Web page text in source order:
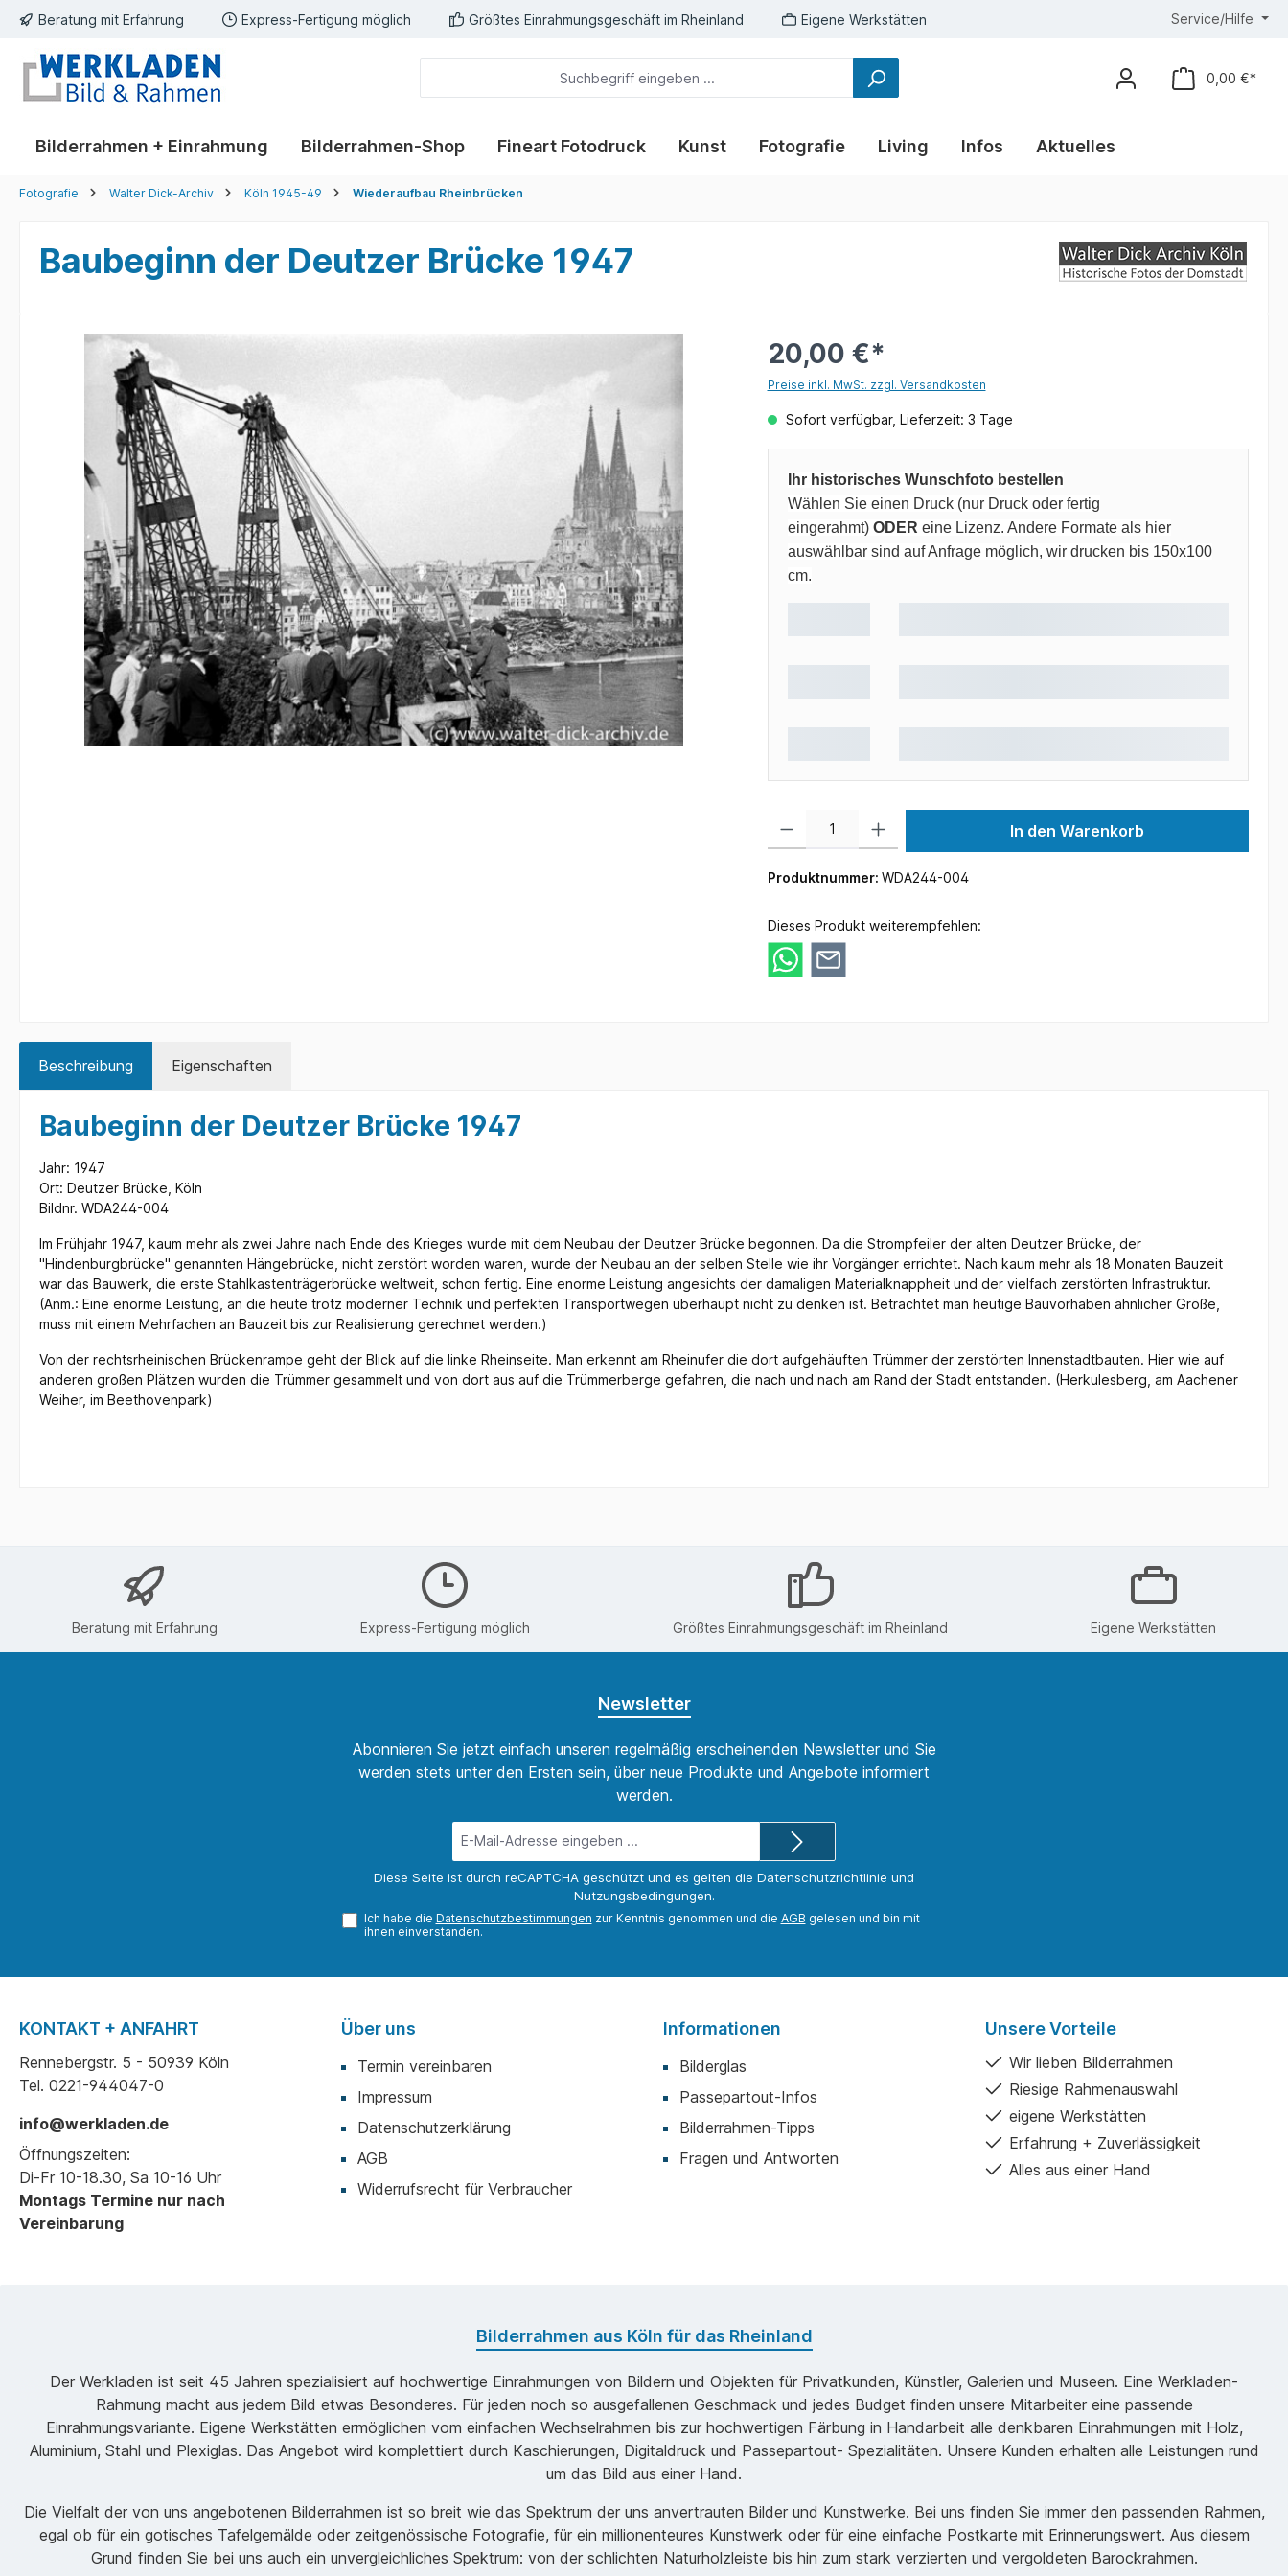
Zur Hauptnavigation springen
Beratung mit Erfahrung Express-Fertigung möglich Größtes Einrahmungsgeschäft im Rheinland Eigene Werkstätten Service/Hilfe
0,00 €*
Bilderrahmen + Einrahmung Bilderrahmen-Shop Fineart Fotodruck Kunst Fotografie Living Infos Aktuelles
Fotografie Walter Dick-Archiv Köln 1945-49 Wiederaufbau Rheinbrücken
Baubeginn der Deutzer Brücke 1947
Bildergalerie überspringen 20,00 €*
Preise inkl. MwSt. zzgl. Versandkosten
Sofort verfügbar, Lieferzeit: 3 Tage
Ihr historisches Wunschfoto bestellen
Wählen Sie einen Druck (nur Druck oder fertig
eingerahmt) ODER eine Lizenz. Andere Formate als hier
auswählbar sind auf Anfrage möglich, wir drucken bis 150x100
cm.
In den Warenkorb
Produktnummer: WDA244-004
Dieses Produkt weiterempfehlen:
Beschreibung Eigenschaften
Baubeginn der Deutzer Brücke 1947
Jahr: 1947
Ort: Deutzer Brücke, Köln
Bildnr. WDA244-004
Im Frühjahr 1947, kaum mehr als zwei Jahre nach Ende des Krieges wurde mit dem Neubau der Deutzer Brücke begonnen. Da die Strompfeiler der alten Deutzer Brücke, der
"Hindenburgbrücke" genannten Hängebrücke, nicht zerstört worden waren, wurde der Neubau an der selben Stelle wie ihr Vorgänger errichtet. Nach kaum mehr als 18 Monaten Bauzeit
war das Bauwerk, die erste Stahlkastenträgerbrücke weltweit, schon fertig. Eine enorme Leistung angesichts der damaligen Materialknappheit und der vielfach zerstörten Infrastruktur.
(Anm.: Eine enorme Leistung, an die heute trotz moderner Technik und perfekten Transportwegen überhaupt nicht zu denken ist. Betrachtet man heutige Bauvorhaben ähnlicher Größe,
muss mit einem Mehrfachen an Bauzeit bis zur Realisierung gerechnet werden.)
Von der rechtsrheinischen Brückenrampe geht der Blick auf die linke Rheinseite. Man erkennt am Rheinufer die dort aufgehäuften Trümmer der zerstörten Innenstadtbauten. Hier wie auf
anderen großen Plätzen wurden die Trümmer gesammelt und von dort aus auf die Trümmerberge gefahren, die nach und nach am Rand der Stadt entstanden. (Herkulesberg, am Aachener
Weiher, im Beethovenpark)
Beratung mit Erfahrung Express-Fertigung möglich Größtes Einrahmungsgeschäft im Rheinland Eigene Werkstätten
Newsletter
Abonnieren Sie jetzt einfach unseren regelmäßig erscheinenden Newsletter und Sie
werden stets unter den Ersten sein, über neue Produkte und Angebote informiert
werden.
Mail-
Adresse*
Diese Seite ist durch reCAPTCHA geschützt und es gelten die Datenschutzrichtlinie und
Nutzungsbedingungen.
Ich habe die Datenschutzbestimmungen zur Kenntnis genommen und die AGB gelesen und bin mit
ihnen einverstanden.
KONTAKT + ANFAHRT
Rennebergstr. 5 - 50939 Köln
Tel. 0221-944047-0
info@werkladen.de
Öffnungszeiten:
Di-Fr 10-18.30, Sa 10-16 Uhr
Montags Termine nur nach
Vereinbarung
Über uns
Termin vereinbaren
Impressum
Datenschutzerklärung
AGB
Widerrufsrecht für Verbraucher
Informationen
Bilderglas
Passepartout-Infos
Bilderrahmen-Tipps
Fragen und Antworten
Unsere Vorteile
Wir lieben Bilderrahmen
Riesige Rahmenauswahl
eigene Werkstätten
Erfahrung + Zuverlässigkeit
Alles aus einer Hand
Bilderrahmen aus Köln für das Rheinland
Der Werkladen ist seit 45 Jahren spezialisiert auf hochwertige Einrahmungen von Bildern und Objekten für Privatkunden, Künstler, Galerien und Museen. Eine Werkladen-
Rahmung macht aus jedem Bild etwas Besonderes. Für jeden noch so ausgefallenen Geschmack und jedes Budget finden unsere Mitarbeiter eine passende
Einrahmungsvariante. Eigene Werkstätten ermöglichen vom einfachen Wechselrahmen bis zur hochwertigen Färbung in Handarbeit alle denkbaren Einrahmungen mit Holz,
Aluminium, Stahl und Plexiglas. Das Angebot wird komplettiert durch Kaschierungen, Digitaldruck und Passepartout- Spezialitäten. Unsere Kunden erhalten alle Leistungen rund
um das Bild aus einer Hand.
Die Vielfalt der von uns angebotenen Bilderrahmen ist so breit wie das Spektrum der uns anvertrauten Bilder und Kunstwerke. Bei uns finden Sie immer den passenden Rahmen,
egal ob für ein gotisches Tafelgemälde oder zeitgenössische Fotografie, für ein millionenteures Kunstwerk oder für eine einfache Postkarte mit Erinnerungswert. Aus diesem
Grund finden Sie bei uns auch ein unvergleichliches Spektrum: von der schlichten Naturholzleiste bis hin zum stark verzierten und vergoldeten Barockrahmen.